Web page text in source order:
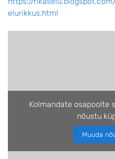
elurikkus.html
Kolmandate osapoolte
nõustu
Muuda